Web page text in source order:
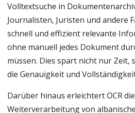
Volltextsuche in
Journalisten, Juristen und andere
schnell und effizient relevante
ohne manuell jedes Dokument
müssen. Dies spart nicht nur Zeit,
die Genauigkeit und
Darüber hinaus erleichtert OCR
Weiterverarbeitung von